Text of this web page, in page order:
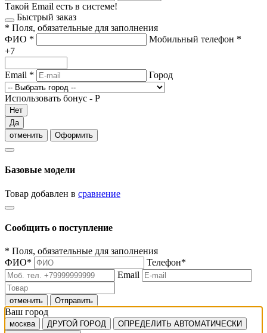
Такой Email есть в системе!
Быстрый заказ
* Поля, обязательные для заполнения
ФИО * Мобильный телефон *
+7
Email * Город
Использовать бонус - Р
Нет
Да
отменить
Оформить
Базовые модели
Товар добавлен в сравнение
Сообщить о поступление
* Поля, обязательные для заполнения
ФИО* Телефон*
Email
отменить Отправить
Ваш город
москва ДРУГОЙ ГОРОД
ОПРЕДЕЛИТЬ АВТОМАТИЧЕСКИ